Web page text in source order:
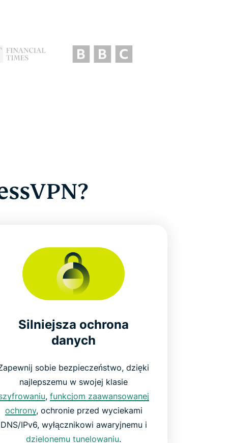
Silniejsza ochrona
danych
sobie bezpieczeństwo, dzięki
najlepszemu w swojej klasie
, funkcjom zaawansowanej
ochrony, ochronie przed wyciekami
DNS/IPv6, wyłącznikowi awaryjnemu i
dzielonemu tunelowaniu.